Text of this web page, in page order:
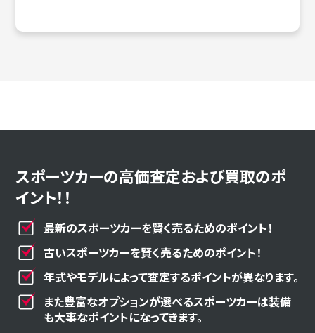
スポーツカーの高価査定および買取のポ
イント！！
最新のスポーツカーを賢く売るためのポイント！
古いスポーツカーを賢く売るためのポイント！
年式やモデルによって査定するポイントが異なります。
また豊富なオプションが選べるスポーツカーは装備
も大事なポイントになってきます。